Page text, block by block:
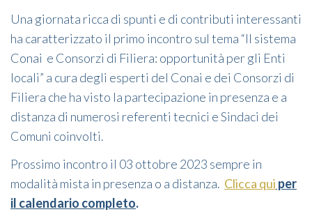
Una giornata ricca di spunti e di contributi interessanti
ha caratterizzato il primo incontro sul tema “Il sistema
Conai e Consorzi di Filiera: opportunità per gli Enti
locali” a cura degli esperti del Conai e dei Consorzi di
Filiera che ha visto la partecipazione in presenza e a
distanza di numerosi referenti tecnici e Sindaci dei
Comuni coinvolti.
Prossimo incontro il 03 ottobre 2023 sempre in
modalità mista in presenza o a distanza. Clicca qui per
il calendario completo.